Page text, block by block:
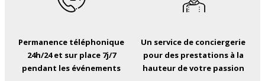
Permanence téléphonique
24h/24 et sur place 7j/7
pendant les événements
Un service de conciergerie
pour des prestations à la
hauteur de votre passion